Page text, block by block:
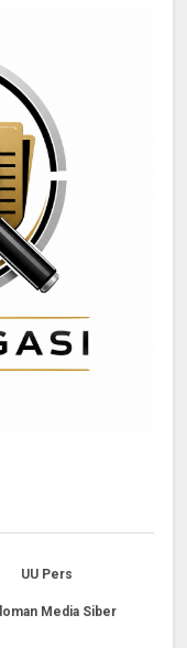
UU Pers
Media Siber